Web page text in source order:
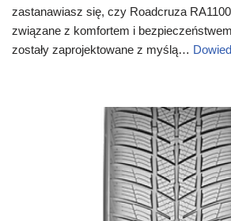
zastanawiasz się, czy Roadcruza
związane z komfortem i
zostały zaprojektowane z myślą…